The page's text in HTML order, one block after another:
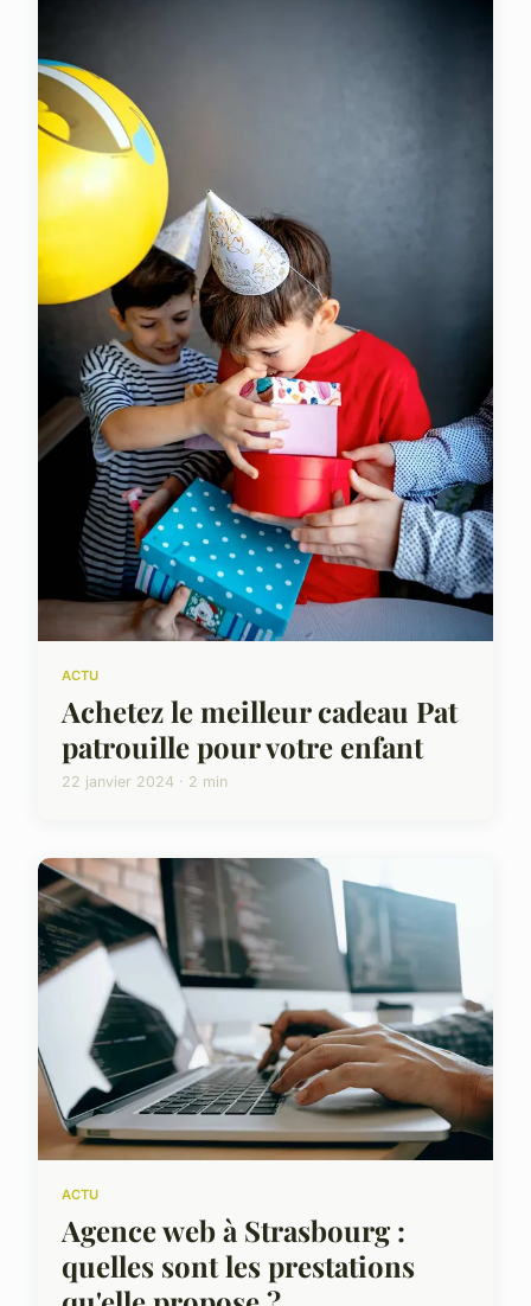
ACTU
Achetez le meilleur cadeau Pat
patrouille pour votre enfant
22 janvier 2024 · 2 min
ACTU
Agence web à Strasbourg :
quelles sont les prestations